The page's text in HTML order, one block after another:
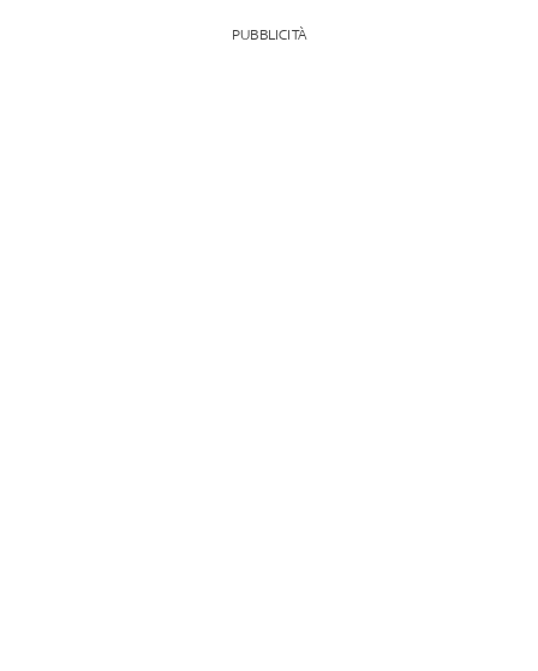
PUBBLICITÀ